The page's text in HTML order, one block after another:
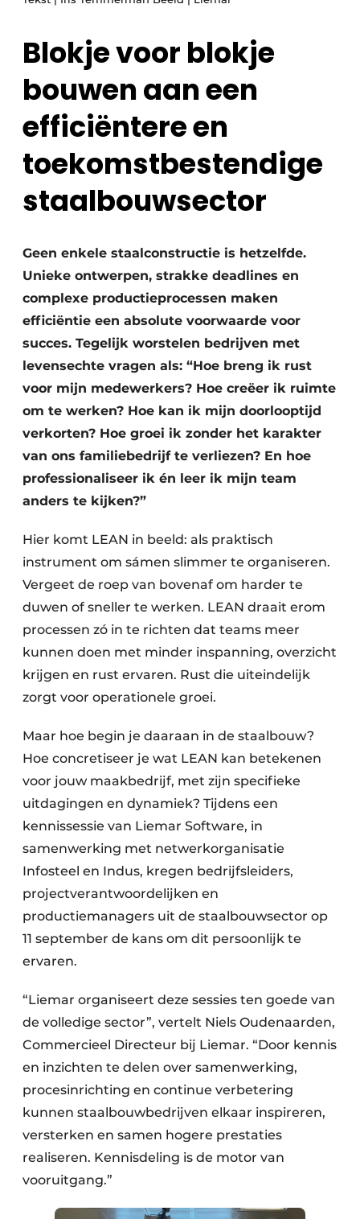
Privacy / Cookie statement
Video’s
Blokje voor blokje
bouwen aan een
efficiëntere en
toekomstbestendige
staalbouwsector
Geen enkele staalconstructie is hetzelfde.
Unieke ontwerpen, strakke deadlines en
complexe productieprocessen maken
efficiëntie een absolute voorwaarde voor
succes. Tegelijk worstelen bedrijven met
levensechte vragen als: “Hoe breng ik rust
voor mijn medewerkers? Hoe creëer ik ruimte
om te werken? Hoe kan ik mijn doorlooptijd
verkorten? Hoe groei ik zonder het karakter
van ons familiebedrijf te verliezen? En hoe
professionaliseer ik én leer ik mijn team
anders te kijken?”
Hier komt LEAN in beeld: als praktisch
instrument om sámen slimmer te organiseren.
Vergeet de roep van bovenaf om harder te
duwen of sneller te werken. LEAN draait erom
processen zó in te richten dat teams meer
kunnen doen met minder inspanning, overzicht
krijgen en rust ervaren. Rust die uiteindelijk
zorgt voor operationele groei.
Maar hoe begin je daaraan in de staalbouw?
Hoe concretiseer je wat LEAN kan betekenen
voor jouw maakbedrijf, met zijn specifieke
uitdagingen en dynamiek? Tijdens een
kennissessie van Liemar Software, in
samenwerking met netwerkorganisatie
Infosteel en Indus, kregen bedrijfsleiders,
projectverantwoordelijken en
productiemanagers uit de staalbouwsector op
11 september de kans om dit persoonlijk te
ervaren.
“Liemar organiseert deze sessies ten goede van
de volledige sector”, vertelt Niels Oudenaarden,
Commercieel Directeur bij Liemar. “Door kennis
en inzichten te delen over samenwerking,
procesinrichting en continue verbetering
kunnen staalbouwbedrijven elkaar inspireren,
versterken en samen hogere prestaties
realiseren. Kennisdeling is de motor van
vooruitgang.”